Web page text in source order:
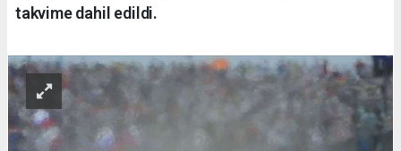
takvime dahil edildi.